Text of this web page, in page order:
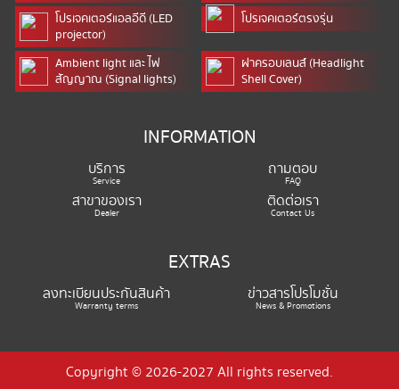
โปรเจคเตอร์แอลอีดี (LED
projector)
โปรเจคเตอร์ตรงรุ่น
Ambient light และ ไฟ
สัญญาณ (Signal lights)
ฝาครอบเลนส์ (Headlight
Shell Cover)
INFORMATION
บริการ
Service
สาขาของเรา
Dealer
ถามตอบ
FAQ
ติดต่อเรา
Contact Us
EXTRAS
ลงทะเบียนประกันสินค้า
Warranty terms
ข่าวสารโปรโมชั่น
News & Promotions
Copyright © 2026-2027 All rights reserved.